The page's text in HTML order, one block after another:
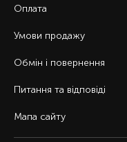
Оплата
Умови продажу
Обмін і повернення
Питання та відповіді
Мапа сайту